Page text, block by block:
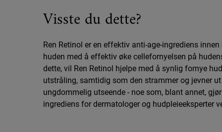
Visste du dette?
Ren Retinol er en effektiv anti-age-ingrediens
huden med å effektiv øke cellefornyelsen på
dette, vil Ren Retinol hjelpe med å synlig fornye
utstråling, samtidig som den strammer og jevner
ungdommelig utseende - noe som, blant annet,
ingrediens for dermatologer og hudpleieeksperter